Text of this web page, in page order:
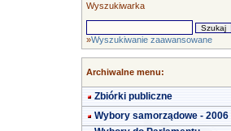
Wyszukiwarka
»Wyszukiwanie zaawansowane
Archiwalne menu:
Zbiórki publiczne
Wybory samorządowe - 2006